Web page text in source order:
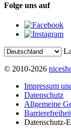
Folge uns auf
© 2010-2026
Impressum
Datenschutz
Allgemeine
Datenschutz-